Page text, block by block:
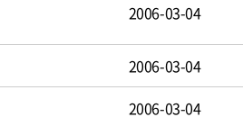
2006-03-04
2006-03-04
2006-03-04